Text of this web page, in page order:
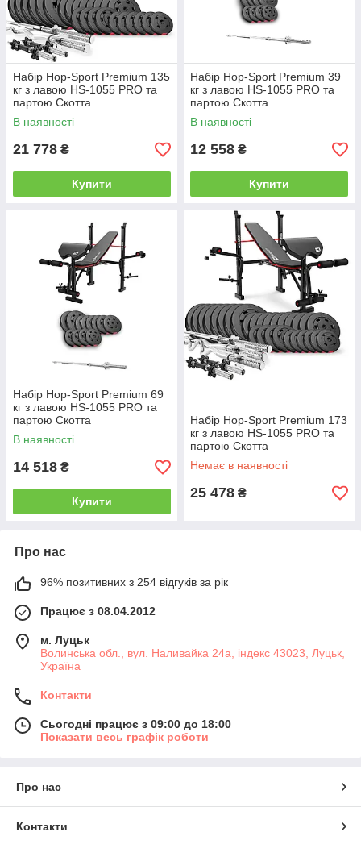
Набір Hop-Sport Premium 135
кг з лавою HS-1055 PRO та
партою Скотта
В наявності
21 778 ₴
Купити
Набір Hop-Sport Premium 39
кг з лавою HS-1055 PRO та
партою Скотта
В наявності
12 558 ₴
Купити
Набір Hop-Sport Premium 69
кг з лавою HS-1055 PRO та
партою Скотта
В наявності
14 518 ₴
Купити
Набір Hop-Sport Premium 173
кг з лавою HS-1055 PRO та
партою Скотта
Немає в наявності
25 478 ₴
Про нас
96% позитивних з 254 відгуків за рік
Працює з 08.04.2012
м. Луцьк
Волинська обл., вул. Наливайка 24а, індекс 43023, Луцьк,
Україна
Контакти
Сьогодні працює з 09:00 до 18:00
Показати весь графік роботи
Про нас
Контакти